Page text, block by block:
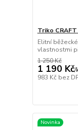
Triko CRAFT
Elitní
vlastnostmi
1 250 Kč
1 190 Kč/
983 Kč bez
Novinka